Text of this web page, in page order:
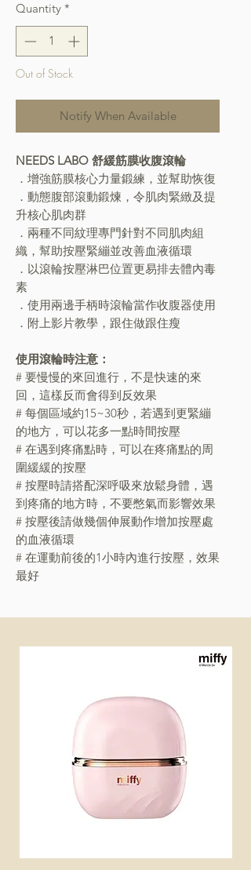
Quantity *
Out of Stock
Notify When Available
NEEDS LABO 舒緩筋膜收腹滾輪
．增強筋膜核心力量鍛練，並幫助恢復
．動態腹部滾動鍛煉，令肌肉緊緻及提
升核心肌肉群
．兩種不同紋理專門針對不同肌肉組
織，幫助按壓緊繃並改善血液循環
．以滾輪按壓淋巴位置更易排去體內毒
素
．使用兩邊手柄時滾輪當作收腹器使用
．附上影片教學，跟住做跟住瘦
使用滾輪時注意：
# 要慢慢的來回進行，不是快速的來
回，這樣反而會得到反效果
# 每個區域約15~30秒，若遇到更緊繃
的地方，可以花多一點時間按壓
# 在遇到疼痛點時，可以在疼痛點的周
圍緩緩的按壓
# 按壓時請搭配深呼吸來放鬆身體，遇
到疼痛的地方時，不要憋氣而影響效果
# 按壓後請做幾個伸展動作增加按壓處
的血液循環
# 在運動前後的1小時內進行按壓，效果
最好